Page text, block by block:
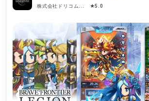
株式会社ドリコム... ★5.0